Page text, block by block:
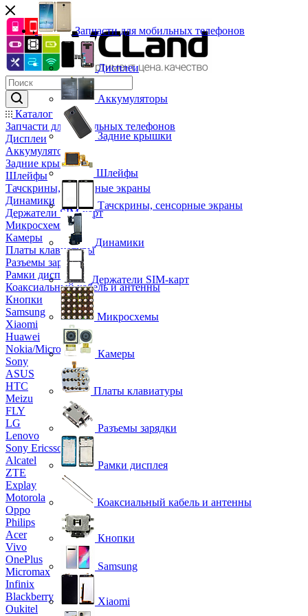
Каталог
Запчасти для мобильных телефонов
Дисплеи
Аккумуляторы
Задние крышки
Шлейфы
Тачскрины, сенсорные экраны
Динамики
Держатели SIM-карт
Микросхемы
Камеры
Платы клавиатуры
Разъемы зарядки
Рамки дисплея
Коаксиальный кабель и антенны
Кнопки
Samsung
Xiaomi
Huawei
Nokia/Microsoft
Sony
ASUS
HTC
Meizu
FLY
LG
Lenovo
Sony Ericsson
Alcatel
ZTE
Explay
Motorola
Oppo
Philips
Acer
Vivo
OnePlus
Micromax
Infinix
Blackberry
Oukitel
Запчасти для мобильных телефонов
Дисплеи
Аккумуляторы
Задние крышки
Шлейфы
Тачскрины, сенсорные экраны
Динамики
Держатели SIM-карт
Микросхемы
Камеры
Платы клавиатуры
Разъемы зарядки
Рамки дисплея
Коаксиальный кабель и антенны
Кнопки
Samsung
Xiaomi